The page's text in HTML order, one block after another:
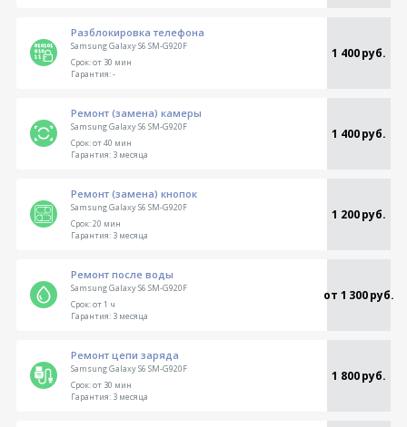
Разблокировка телефона
Samsung Galaxy S6 SM-G920F 1 400 руб.
Срок:от 30 мин
Гарантия:-
Ремонт (замена) камеры
Samsung Galaxy S6 SM-G920F 1 400 руб.
Срок:от 40 мин
Гарантия:3 месяца
Ремонт (замена) кнопок
Samsung Galaxy S6 SM-G920F 1 200 руб.
Срок:20 мин
Гарантия:3 месяца
Ремонт после воды
Samsung Galaxy S6 SM-G920F от 1 300 руб.
Срок:от 1 ч
Гарантия:3 месяца
Ремонт цепи заряда
Samsung Galaxy S6 SM-G920F 1 800 руб.
Срок:от 30 мин
Гарантия:3 месяца